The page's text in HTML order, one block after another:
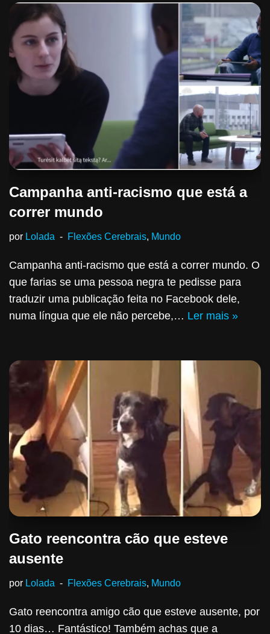
Campanha anti-racismo que está a
correr mundo
por Lolada Flexões Cerebrais, Mundo
Campanha anti-racismo que está a correr mundo. O
que farias se uma pessoa negra te pedisse para
traduzir uma publicação feita no Facebook dele,
numa língua que ele não percebe,… Ler mais »
Gato reencontra cão que esteve
ausente
por Lolada Flexões Cerebrais, Mundo
Gato reencontra amigo cão que esteve ausente, por
10 dias… Fantástico! Também achas que a